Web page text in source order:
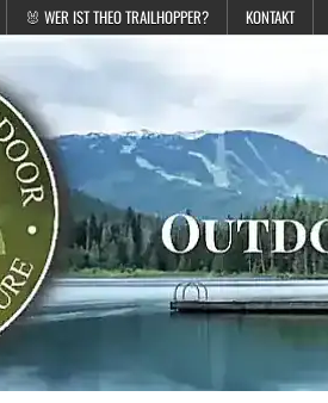
🐰 WER IST THEO TRAILHOPPER? KONTAKT